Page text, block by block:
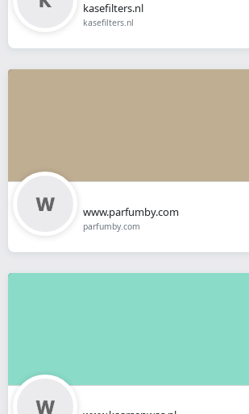
kasefilters.nl
kasefilters.nl
www.parfumby.com
parfumby.com